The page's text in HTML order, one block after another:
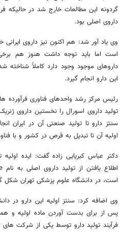
گردونه این مطالعات خارج شد در حالیکه
داروی اصلی بود.
وی یاد آور شد: هم اکنون نیز داروی
است اما باید توجه داشت هنوز هم
داروهای موجود وجود دارد کاملاً شناخته
این دارو انجام گیرد.
رئیس مرکز رشد واحدهای فناوری فرآورده
تولید داروی اسورال را نخستین داروی
سنتز دارو تا تولید صنعتی آن در ایران
اولیه آن تا تبدیل به قرص در کشور و با
است، در دانشگاه علوم پزشکی تهران شکل
وی اضافه کرد: سنتز اولیه این دارو در
پس از برای بدست آوردن ماده اولیه و
فرآیند تولید دارو توسط یکی از شرکت